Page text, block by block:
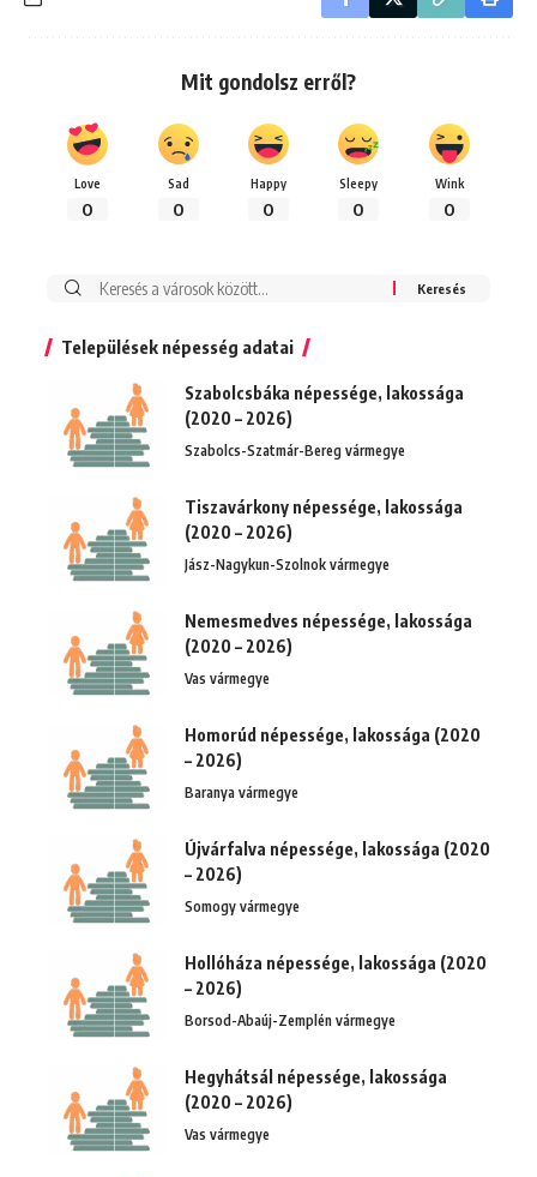
Mit gondolsz erről?
Love
0
Sad
0
Happy
0
Sleepy
0
Wink
0
Keresés:
Települések népesség adatai
Szabolcsbáka népessége, lakossága
(2020 – 2026)
Szabolcs-Szatmár-Bereg vármegye
Tiszavárkony népessége, lakossága
(2020 – 2026)
Jász-Nagykun-Szolnok vármegye
Nemesmedves népessége, lakossága
(2020 – 2026)
Vas vármegye
Homorúd népessége, lakossága (2020
– 2026)
Baranya vármegye
Újvárfalva népessége, lakossága (2020
– 2026)
Somogy vármegye
Hollóháza népessége, lakossága (2020
– 2026)
Borsod-Abaúj-Zemplén vármegye
Hegyhátsál népessége, lakossága
(2020 – 2026)
Vas vármegye